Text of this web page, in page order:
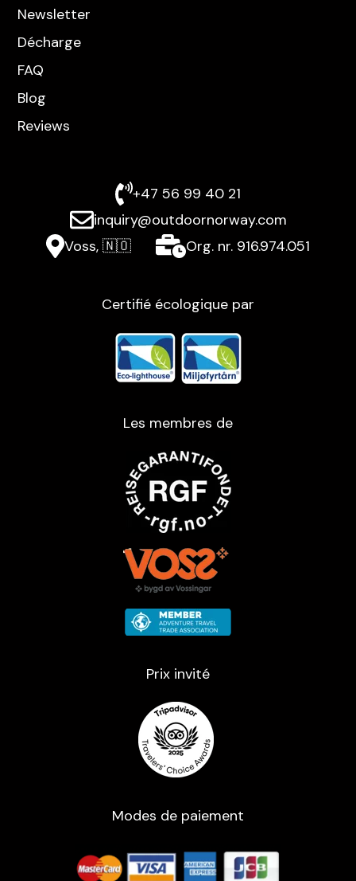
Newsletter
Décharge
FAQ
Blog
Reviews
+47 56 99 40 21
inquiry@outdoornorway.com
Voss, 🇳🇴
Org. nr. 916.974.051
Certifié écologique par
Les membres de
Prix ​​invité
Modes de paiement